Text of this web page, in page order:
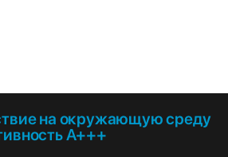
на окружающую среду
A+++